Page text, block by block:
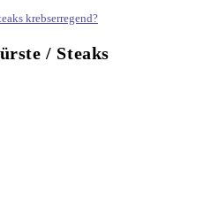
krebserregend?
/ Steaks